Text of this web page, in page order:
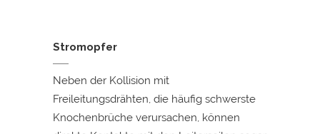
Stromopfer
Neben der Kollision mit
Freileitungsdrähten, die häufig schwerste
Knochenbrüche verursachen, können